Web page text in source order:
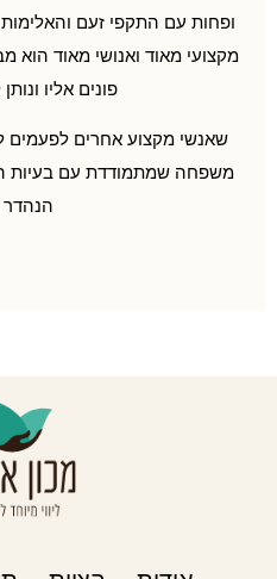
ופחות עם התקפי זעם
מקצועי מאוד ואנושי מאוד הוא
פונים אליו
שאנשי מקצוע אחרים לפעמים
משפחה שמתמודדת עם בעיות
הנהדר